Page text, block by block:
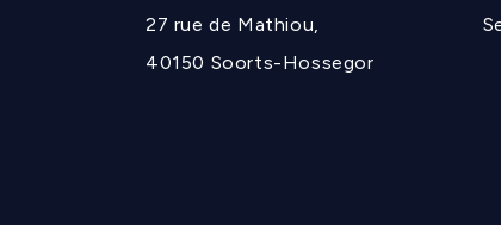
27 rue de Mathiou,
40150 Soorts-Hossegor